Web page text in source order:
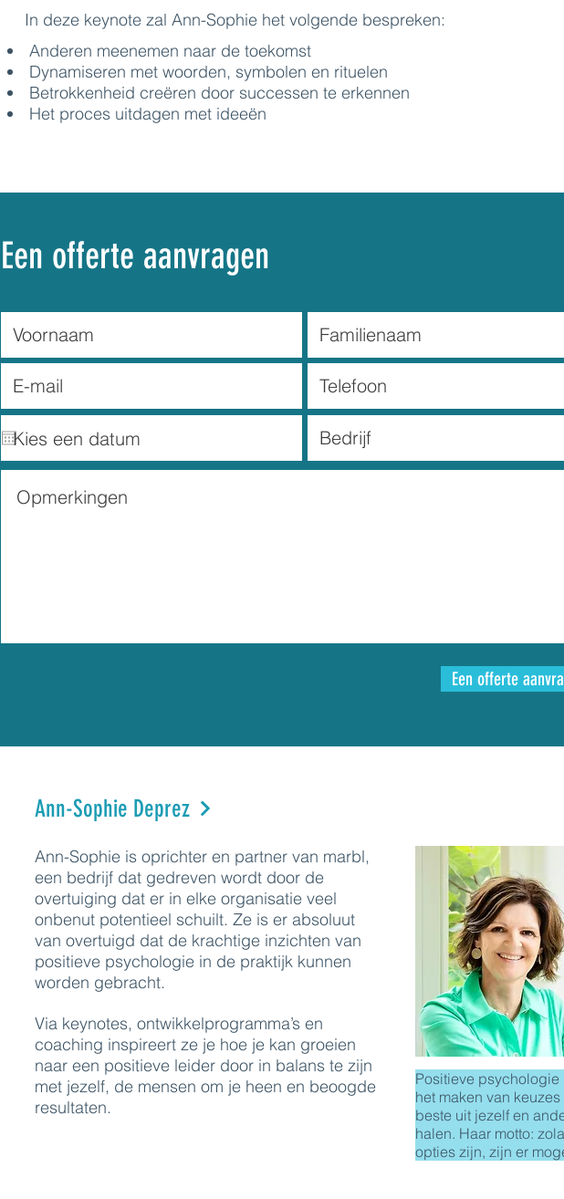
In deze keynote zal Ann-Sophie het volgende bespreken:
Anderen meenemen naar de toekomst
Dynamiseren met woorden, symbolen en rituelen
Betrokkenheid creëren door successen te erkennen
Het proces uitdagen met ideeën
Een offerte aanvragen
Een offerte
Ann-Sophie Deprez
Ann-Sophie is oprichter en partner van marbl,
een bedrijf dat gedreven wordt door de
overtuiging dat er in elke organisatie veel
onbenut potentieel schuilt. Ze is er absoluut
van overtuigd dat de krachtige inzichten van
positieve psychologie in de praktijk kunnen
worden gebracht.
Via keynotes, ontwikkelprogramma’s en
coaching inspireert ze je hoe je kan groeien
naar een positieve leider door in balans te zijn
met jezelf, de mensen om je heen en beoogde
resultaten.
Positieve
het maken van keuzes
beste uit jezelf en
halen. Haar motto:
opties zijn, zijn er